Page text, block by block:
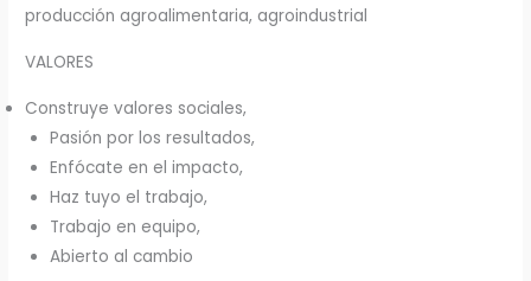
producción agroalimentaria, agroindustrial
VALORES
Construye valores sociales,
Pasión por los resultados,
Enfócate en el impacto,
Haz tuyo el trabajo,
Trabajo en equipo,
Abierto al cambio